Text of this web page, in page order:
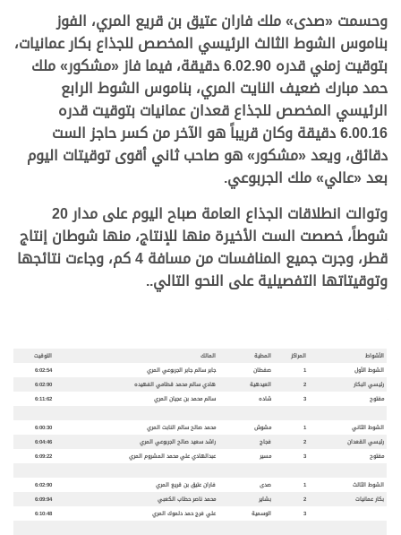
وحسمت«صدى» ملكفاران عتيق بن قريع المري، الفوز
بناموس الشوط الثالث الرئيسي المخصص للجذاع بكار عمانيات،
بتوقيت زمني قدره 6.02.90 دقيقة، فيما فاز
«مشكور»ملك
حمد مبارك ضعيف النايت المري، بناموس الشوط الرابع
الرئيسي المخصص للجذاع قعدان عمانيات بتوقيت قدره
6.00.16 دقيقة وكان قريباً هو الآخر من كسر حاجز الست
دقائق، ويعد«مشكور» هو صاحب ثاني أقوى توقيتات اليوم
بعد «عالي» ملك الجربوعي.
وتوالت انطلاقات الجذاع العامة صباح اليوم على مدار 20
شوطاً، خصصت الست الأخيرة منها للإنتاج، منها شوطان إنتاج
قطر، وجرت جميع المنافسات من مسافة 4 كم، وجاءت نتائجها
وتوقيتاتها التفصيلية على النحو التالي..
الأشواط المراكز المطية المالك
التوقيت
الشوط الأول
1 صفطان جابر سالم جابر الجربوعي المري
6:02:54
رئيسي البكار
2 العيدهية هادي سالم محمد قطامي الفهيده
6:02:90
مفتوح
3 شاده سالم محمد بن عجيان المري 6:11:62
الشوط الثاني 1 مشوش محمد صالح سالم النابت المري
6:00:30
رئيسي القعدان
2 فجاج راشد سعيد صالح الجربوعي المري
6:04:46
مفتوح
3 مسير عبدالهادي علي محمد المشروم المري 6:09:22
الشوط الثالث 1 صدى فاران عتيق بن قريع المري
6:02:90
بكار عمانيات
2 بشاير محمد ناصر حطاب الكعبي
6:09:94
3
الوسمية علي فرج حمد دلموك المري 6:10:48